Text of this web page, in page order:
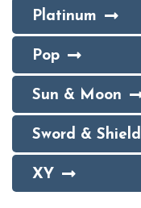
Platinum
Pop
Sun & Moon
Sword & Shield
XY